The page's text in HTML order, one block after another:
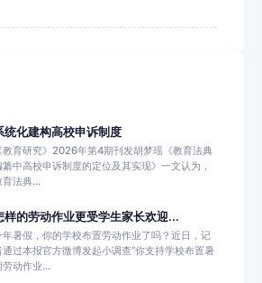
统化建构高校申诉制度
教育研究》2026年第4期刊发胡梦瑶《教育法典
纂中高校申诉制度的定位及其实现》一文认为，
育法典...
样的劳动作业更受学生家长欢迎...
年暑假，你的学校布置劳动作业了吗？近日，记
通过本报官方微博发起小调查“你支持学校布置暑
劳动作业...